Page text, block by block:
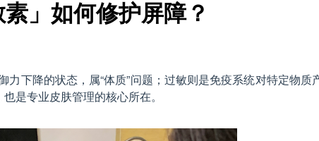
」如何修护屏障？
下降的状态，属“体质”问题；过敏则是免疫系统对特定物质
是专业皮肤管理的核心所在。